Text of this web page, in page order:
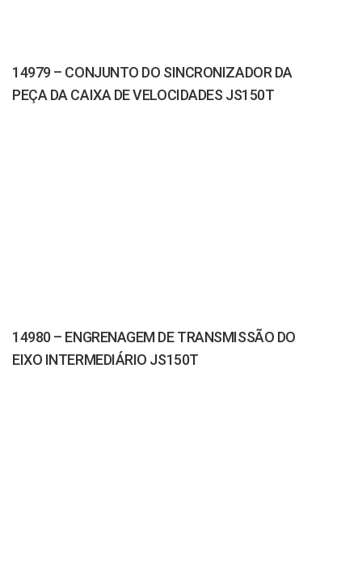
14979 – CONJUNTO DO SINCRONIZADOR DA
PEÇA DA CAIXA DE VELOCIDADES JS150T
14980 – ENGRENAGEM DE TRANSMISSÃO DO
EIXO INTERMEDIÁRIO JS150T